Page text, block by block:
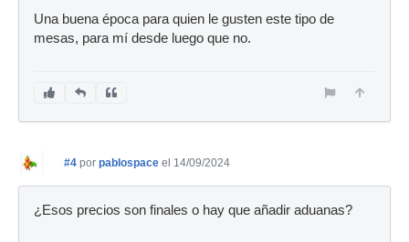
Una buena época para quien le gusten este tipo de
mesas, para mí desde luego que no.
#4 por pablospace el 14/09/2024
¿Esos precios son finales o hay que añadir aduanas?